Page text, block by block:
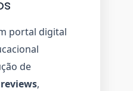
portal digital
de
reviews,